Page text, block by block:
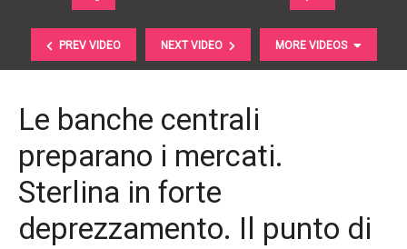
PREV VIDEO NEXT VIDEO MORE VIDEOS
Le banche centrali
preparano i mercati.
Sterlina in forte
deprezzamento. Il punto di